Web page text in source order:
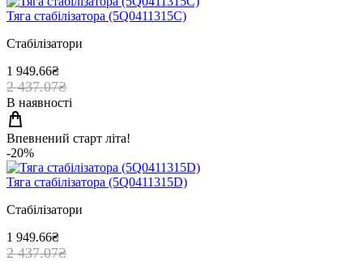
Тяга стабiлiзатора (5Q0411315C)
Стабілізатори
1 949.66₴
2 437.07₴
В наявності
Впевнений старт літа!
-20%
Тяга стабiлiзатора (5Q0411315D)
Стабілізатори
1 949.66₴
2 437.07₴